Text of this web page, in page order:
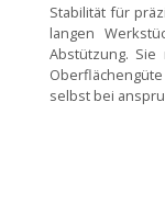
Stabilität für
langen
Abstützung.
selbst bei